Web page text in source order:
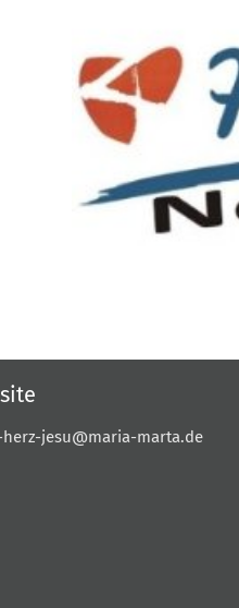
jesu@maria-marta.de